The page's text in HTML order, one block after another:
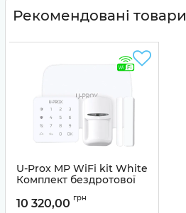
Рекомендовані товари
U-Prox MP WiFi kit White
Комплект бездротової
Артикул: 99-00013507
10 320,00 грн